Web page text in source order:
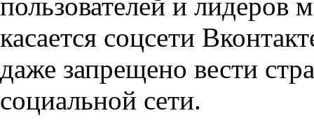
пользователей и
касается соцсети
даже запрещено вести
социальной сети.